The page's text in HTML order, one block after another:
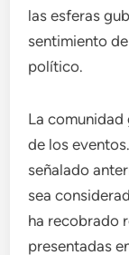
las esferas
sentimiento
político.
La
de los
señalado
sea
ha recobrado
presentadas